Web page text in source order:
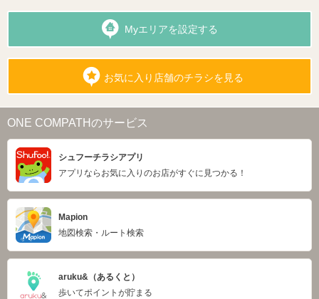
Myエリアを設定する
お気に入り店舗のチラシを見る
ONE COMPATHのサービス
シュフーチラシアプリ
アプリならお気に入りのお店がすぐに見つかる！
Mapion
地図検索・ルート検索
aruku&（あるくと）
歩いてポイントが貯まる